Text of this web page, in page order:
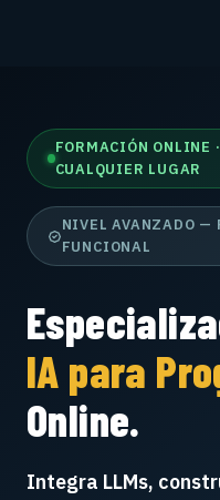
FORMACIÓN ONLINE
CUALQUIER LUGAR
NIVEL AVANZADO —
FUNCIONAL
IA para
Online.
Integra LLMs,